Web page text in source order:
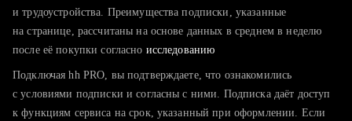
тратите много времени на поиск и вручную поднимаете
хотите сравнить себя с конкурентами и оценить шансы
и трудоустройства. Преимущества подписки, указанные
на странице, рассчитаны на основе данных в среднем в неделю
после её покупки согласно исследованию
Подключая hh PRO, вы подтверждаете, что ознакомились
с условиями подписки и согласны с ними. Подписка даёт доступ
к функциям сервиса на срок, указанный при оформлении. Если